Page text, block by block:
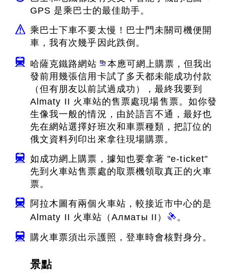
GPS 是乘巴士的最佳助手。
乘巴士下車不要太慢！巴士門未關司機便開
車，我有次幾乎因此跌倒。
哈薩克鐵路網站
本應可網上購票，但我出
發前用幾張信用卡試了多天都未能成功付款
（但有朋友以前試過成功），最終我要到
Almaty II 火車站的售票處現場售票。如你發
生像我一般的情況，由於語言不通，最好也
先在網站選擇好班次和車票種類，把訂位的
俄文資料列印出來拿往現場購票。
如成功網上購票，據知也要拿著 "e-ticket"
先到火車站售票處的取票機領取真正的火車
票。
阿拉木圖有兩個火車站，較接近市中心的是
Almaty II 火車站（Алматы II）
。
購火車票須出示護照，登車時會核對身分。
景點